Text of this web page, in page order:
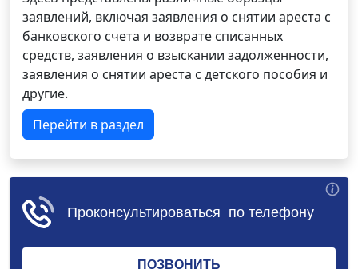
заявлений, включая заявления о снятии ареста с
банковского счета и возврате списанных
средств, заявления о взыскании задолженности,
заявления о снятии ареста с детского пособия и
другие.
Перейти в раздел